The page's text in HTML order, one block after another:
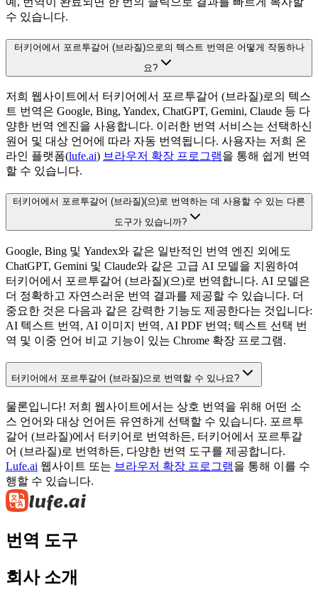
수 있습니다.
터키어에서 포르투갈어 (브라질)으로의 텍스트 번역은 어떻게 작동하나
요?
저희 웹사이트에서 터키어에서 포르투갈어 (브라질)로의 텍스
트 번역은 Google, Bing, Yandex, ChatGPT, Gemini, Claude 등 다
양한 번역 엔진을 사용합니다. 이러한 번역 서비스는 선택하신
원어 및 대상 언어에 따라 자동 번역됩니다. 사용자는 저희 온
라인 플랫폼(lufe.ai) 브라우저 확장 프로그램을 통해 쉽게 번역
할 수 있습니다.
터키어에서 포르투갈어 (브라질)(으)로 번역하는 데 사용할 수 있는 다른
도구가 있습니까?
Google, Bing 및 Yandex와 같은 일반적인 번역 엔진 외에도
ChatGPT, Gemini 및 Claude와 같은 고급 AI 모델을 지원하여
터키어에서 포르투갈어 (브라질)(으)로 번역합니다. AI 모델은
더 정확하고 자연스러운 번역 결과를 제공할 수 있습니다. 더
중요한 것은 다음과 같은 강력한 기능도 제공한다는 것입니다:
AI 텍스트 번역, AI 이미지 번역, AI PDF 번역; 텍스트 선택 번
역 및 이중 언어 비교 기능이 있는 Chrome 확장 프로그램.
터키어에서 포르투갈어 (브라질)으로 번역할 수 있나요?
물론입니다! 저희 웹사이트에서는 상호 번역을 위해 어떤 소
스 언어와 대상 언어든 유연하게 선택할 수 있습니다. 포르투
갈어 (브라질)에서 터키어로 번역하든, 터키어에서 포르투갈
어 (브라질)로 번역하든, 다양한 번역 도구를 제공합니다.
Lufe.ai 웹사이트 또는 브라우저 확장 프로그램을 통해 이를 수
행할 수 있습니다.
번역 도구
회사 소개